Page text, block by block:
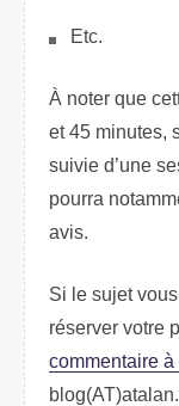
Etc.
À noter que
et 45 minutes,
suivie d’une
pourra
avis.
Si le sujet
réserver votre
commentaire